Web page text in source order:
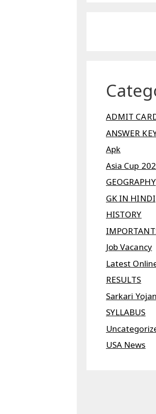
ADMIT
ANSWER
Apk
Asia Cup
GEOGRAPHY
GK IN HINDI
HISTORY
Job Vacancy
Latest
RESULTS
Sarkari
SYLLABUS
USA News